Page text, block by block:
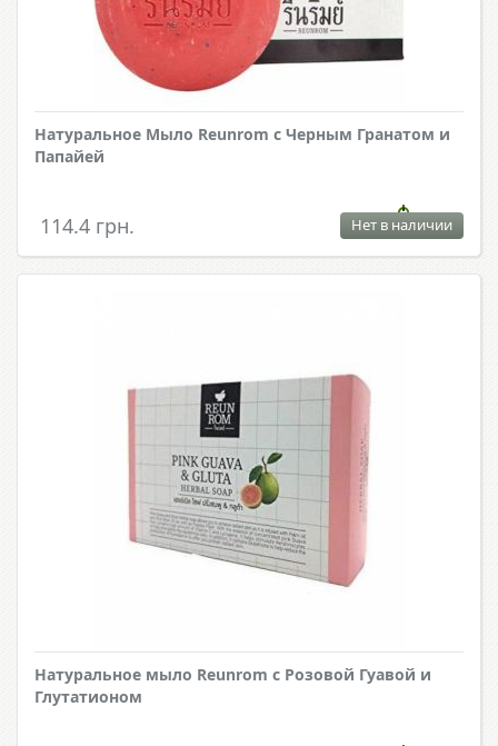
Натуральное Мыло Reunrom с Черным Гранатом и
Папайей
114.4 грн. Нет в наличии
Натуральное мыло Reunrom с Розовой Гуавой и
Глутатионом